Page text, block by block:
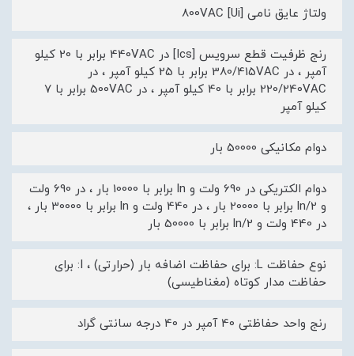
ولتاژ عایق نامی [Ui] 800VAC
رنج ظرفیت قطع سرویس [Ics] در 440VAC برابر با 20 کیلو
آمپر ، در 380/415VAC برابر با 25 کیلو آمپر ، در
220/240VAC برابر با 40 کیلو آمپر ، در 500VAC برابر با 7
کیلو آمپر
دوام مکانیکی 50000 بار
دوام الکتریکی در 690 ولت و ln برابر با 10000 بار ، در 690 ولت
و ln/2 برابر با 20000 بار ، در 440 ولت و ln برابر با 30000 بار ،
در 440 ولت و ln/2 برابر با 50000 بار
نوع حفاظت L: برای حفاظت اضافه بار (حرارتی) ، I: برای
حفاظت مدار کوتاه (مغناطیسی)
رنج واحد حفاظتی 40 آمپر در 40 درجه سانتی گراد